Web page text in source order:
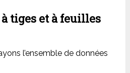
tiges et à feuilles
l’ensemble de données